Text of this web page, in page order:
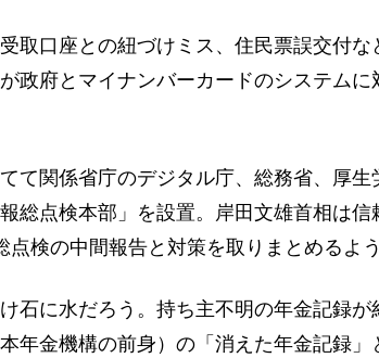
取口座との紐づけミス、住民票誤交付な
政府とマイナンバーカードのシステムに
て関係省庁のデジタル庁、総務省、厚生
総点検本部」を設置。岸田文雄首相は信
検の中間報告と対策を取りまとめるよう
石に水だろう。持ち主不明の年金記録が
年金機構の前身）の「消えた年金記録」